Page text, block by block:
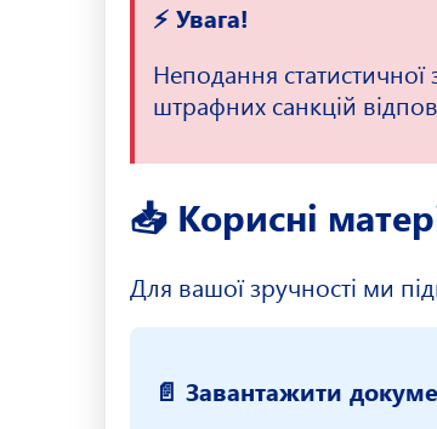
⚡ Увага!
Неподання статистичної
штрафних санкцій
📥 Корисні
Для вашої зручності ми
📄 Завантажити